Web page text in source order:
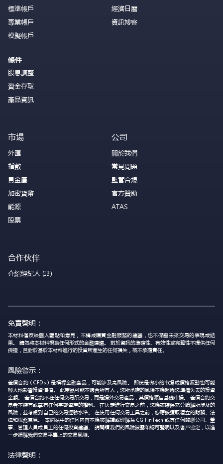
標準帳戶
專業帳戶
模擬帳戶
條件
股息調整
資金存取
產品資訊
經濟日曆
資訊博客
市場
外匯
指數
貴金屬
加密貨幣
能源
股票
公司
關於我們
常見問題
監管合規
官方贊助
ATAS
合作伙伴
介紹經紀人 (IB)
免責聲明：
本材料僅反映個人觀點和意見，不構成購買金融服務的建議，也不保證未來交易的表現或結
果。 請勿將本材料視為任何形式的金融建議。 對於資訊的準確性、有效性或完整性不提供任何
保證，且對於基於本材料進行的投資所產生的任何損失，概不承擔責任。
風險警示：
差價合約（CFDs）是槓桿金融產品，可能涉及高風險。 即使是微小的市場或價格波動也可能
極大地影響投資價值。 此產品可能不適合所有人，您所承擔的風險不應超過您準備失去的投資
金額。 差價合約不在任何交易所交易，而是場外交易產品，其價格源自基礎市場。 差價合約交
易者不擁有或享有任何基礎資產的權利。 在決定進行交易之前，您應該確保充分瞭解所涉及的
風險，並考慮到自己的交易經驗水準。 在使用任何交易工具之前，您應該獲取獨立的財務、法
律和稅務意見。 本網站中的任何內容不應被解讀或理解為 CG FinTech 或其任何關聯公司、董
事、管理人員或員工的任何投資建議。 請閱讀我們的風險披露和認可聲明以及客戶協定，以進
一步瞭解我們交易平臺上的交易風險。
法律聲明：